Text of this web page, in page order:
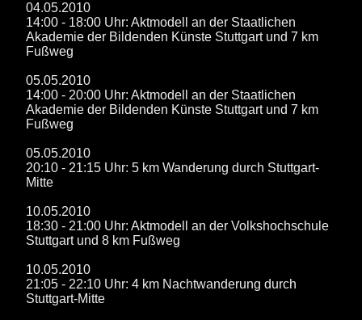
04.05.2010
14:00 - 18:00 Uhr: Aktmodell an der Staatlichen
Akademie der Bildenden Künste Stuttgart und 7 km
Fußweg
05.05.2010
14:00 - 20:00 Uhr: Aktmodell an der Staatlichen
Akademie der Bildenden Künste Stuttgart und 7 km
Fußweg
05.05.2010
20:10 - 21:15 Uhr: 5 km Wanderung durch Stuttgart-
Mitte
10.05.2010
18:30 - 21:00 Uhr: Aktmodell an der Volkshochschule
Stuttgart und 8 km Fußweg
10.05.2010
21:05 - 22:10 Uhr: 4 km Nachtwanderung durch
Stuttgart-Mitte